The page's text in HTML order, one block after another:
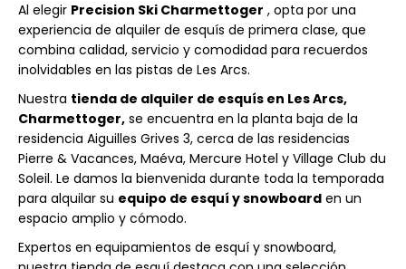
Al elegir Precision Ski Charmettoger , opta por una
experiencia de alquiler de esquís de primera clase, que
combina calidad, servicio y comodidad para recuerdos
inolvidables en las pistas de Les Arcs.
Nuestra tienda de alquiler de esquís en Les Arcs,
Charmettoger, se encuentra en la planta baja de la
residencia Aiguilles Grives 3, cerca de las residencias
Pierre & Vacances, Maéva, Mercure Hotel y Village Club du
Soleil. Le damos la bienvenida durante toda la temporada
para alquilar su equipo de esquí y snowboard en un
espacio amplio y cómodo.
Expertos en equipamientos de esquí y snowboard,